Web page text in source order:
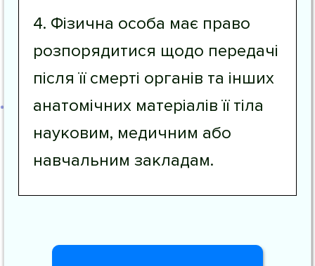
4. Фізична особа має право
розпорядитися щодо передачі
після її смерті органів та інших
анатомічних матеріалів її тіла
науковим, медичним або
навчальним закладам.